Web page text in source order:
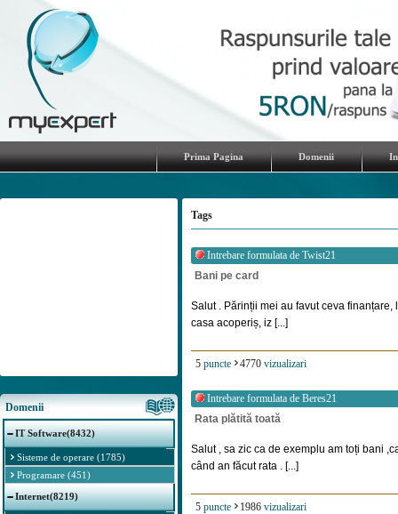
Prima Pagina Domenii
Domenii
IT Software(8432)
Sisteme de operare (1785)
Programare (451)
Internet(8219)
Tags
Intrebare formulata de Twist21
Bani pe card
Salut . Părinții mei au favut ceva
casa acoperiș, iz [...]
5 puncte 4770 vizualizari
Intrebare formulata de Beres21
Rata plătită toată
Salut , sa zic ca de exemplu am toți bani
când an făcut rata . [...]
5 puncte 1986 vizualizari